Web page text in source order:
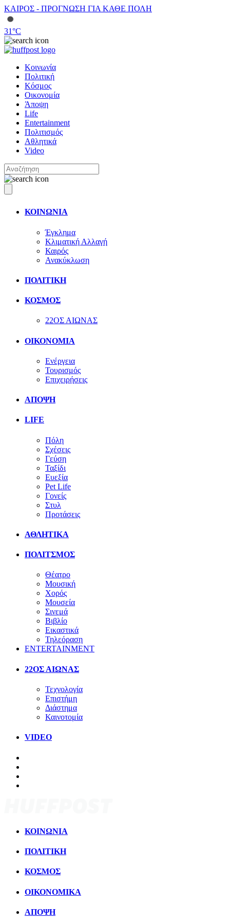
ΚΑΙΡΟΣ - ΠΡΟΓΝΩΣΗ ΓΙΑ ΚΑΘΕ ΠΟΛΗ
31°C
Κοινωνία
Πολιτική
Κόσμος
Οικονομία
Άποψη
Life
Entertainment
Πολιτισμός
Αθλητικά
Video
ΚΟΙΝΩΝΙΑ
Έγκλημα
Κλιματική Αλλαγή
Καιρός
Ανακύκλωση
ΠΟΛΙΤΙΚΗ
ΚΟΣΜΟΣ
22ΟΣ ΑΙΩΝΑΣ
ΟΙΚΟΝΟΜΙΑ
Ενέργεια
Τουρισμός
Επιχειρήσεις
ΑΠΟΨΗ
LIFE
Πόλη
Σχέσεις
Γεύση
Ταξίδι
Ευεξία
Pet Life
Γονείς
Στυλ
Προτάσεις
ΑΘΛΗΤΙΚΑ
ΠΟΛΙΤΣΜΟΣ
Θέατρο
Μουσική
Χορός
Μουσεία
Σινεμά
Βιβλίο
Εικαστικά
Τηλεόραση
ENTERTAINMENT
22ΟΣ ΑΙΩΝΑΣ
Τεχνολογία
Επιστήμη
Διάστημα
Καινοτομία
VIDEO
ΚΟΙΝΩΝΙΑ
ΠΟΛΙΤΙΚΗ
ΚΟΣΜΟΣ
ΟΙΚΟΝΟΜΙΚΑ
ΑΠΟΨΗ